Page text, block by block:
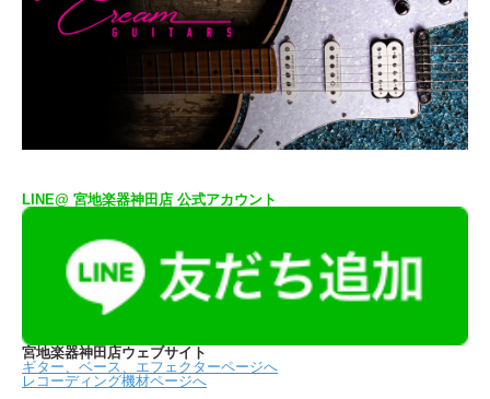
LINE@ 宮地楽器神田店 公式アカウント
宮地楽器神田店ウェブサイト
ギター、ベース、エフェクターページへ
レコーディング機材ページへ